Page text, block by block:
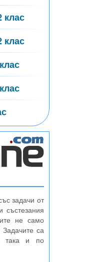
клас
клас
задачи от
състезания
не само
са
така и по